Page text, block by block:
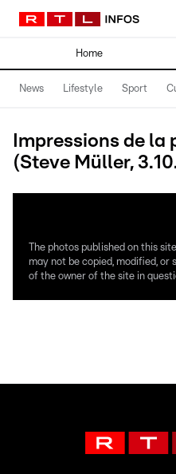
Home
News Lifestyle Sport
Impressions de
(Steve Müller,
The photos published on this
may not be copied, modified,
of the owner of the site in